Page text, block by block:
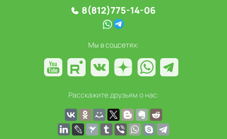
8(812)775-14-06
Мы в соцсетях:
Расскажите друзьям о нас: